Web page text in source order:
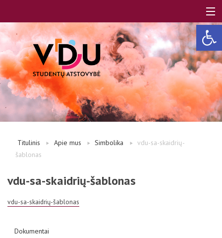
LT
D.U.K
Titulinis Apie mus Simbolika
vdu-sa-skaidrių-
šablonas
vdu-sa-skaidrių-šablonas
vdu-sa-skaidrių-šablonas
Dokumentai